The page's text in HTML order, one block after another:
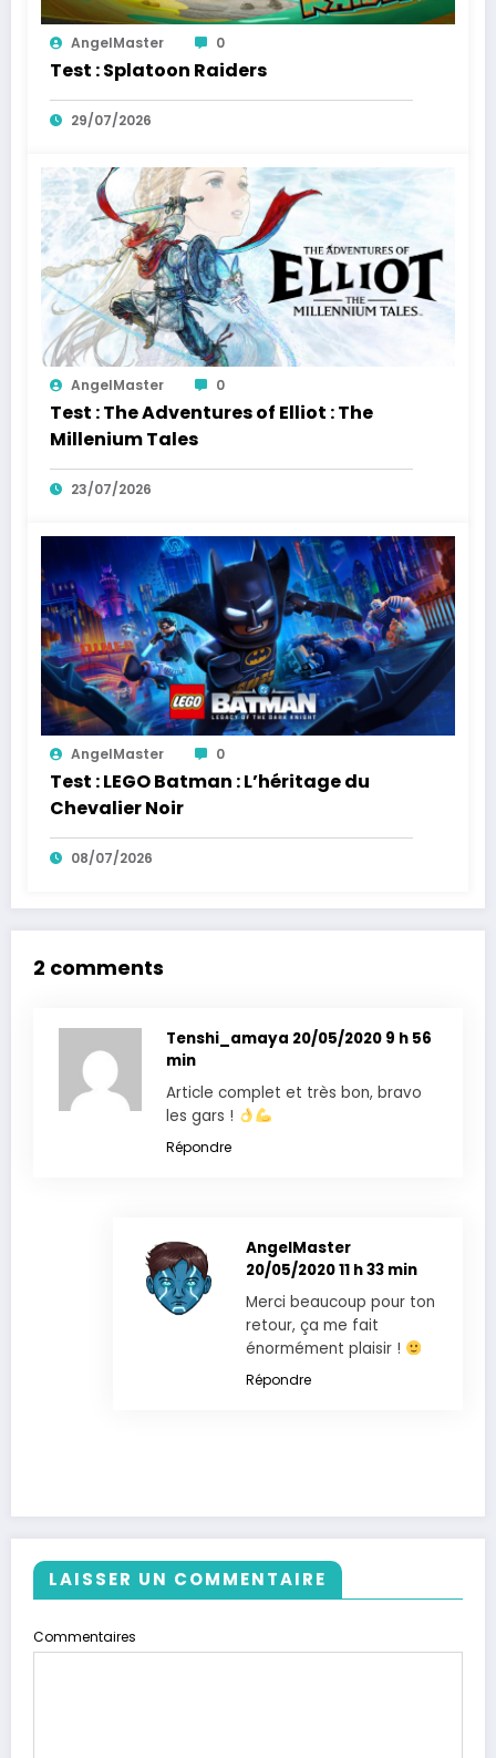
AngelMaster 0
Test : Splatoon Raiders
29/07/2026
AngelMaster 0
Test : The Adventures of Elliot : The
Millenium Tales
23/07/2026
AngelMaster 0
Test : LEGO Batman : L’héritage du
Chevalier Noir
08/07/2026
2 comments
Tenshi_amaya 20/05/2020 9 h 56
min
Article complet et très bon, bravo
les gars !
Répondre
AngelMaster
20/05/2020 11 h 33 min
Merci beaucoup pour ton
retour, ça me fait
énormément plaisir !
Répondre
LAISSER UN COMMENTAIRE
Commentaires